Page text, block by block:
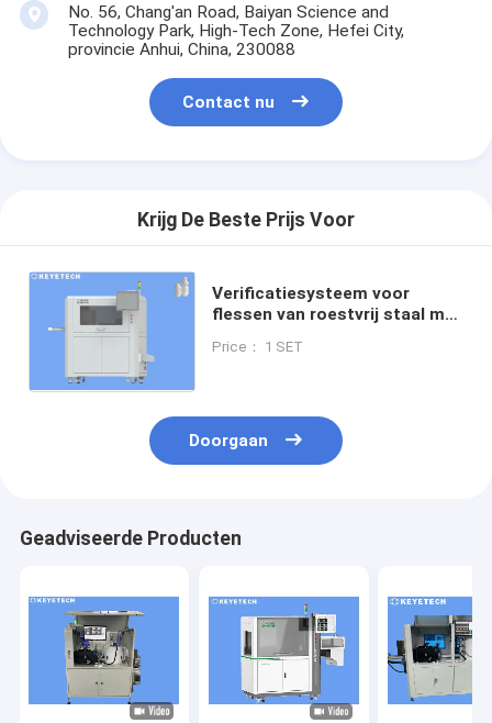
No. 56, Chang'an Road, Baiyan Science and
Technology Park, High-Tech Zone, Hefei City,
provincie Anhui, China, 230088
Contact nu
Krijg De Beste Prijs Voor
Verificatiesysteem voor
flessen van roestvrij staal met
afwijzingspercentage van ≤
Price： 1 SET
Doorgaan
Geadviseerde Producten